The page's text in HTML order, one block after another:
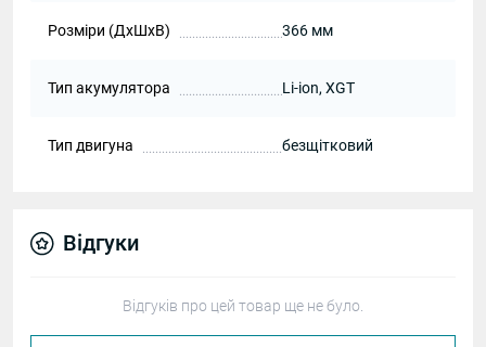
Розміри (ДхШхВ) 366 мм
Тип акумулятора Li-ion, XGT
Тип двигуна безщітковий
Відгуки
Відгуків про цей товар ще не було.